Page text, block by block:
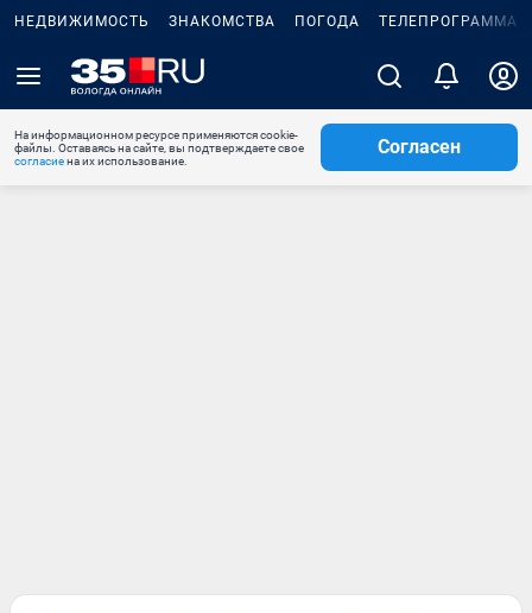
НЕДВИЖИМОСТЬ ЗНАКОМСТВА ПОГОДА ТЕЛЕПРОГРАММА
На информационном ресурсе применяются cookie-
файлы. Оставаясь на сайте, вы подтверждаете свое
согласиена их использование.
Согласен